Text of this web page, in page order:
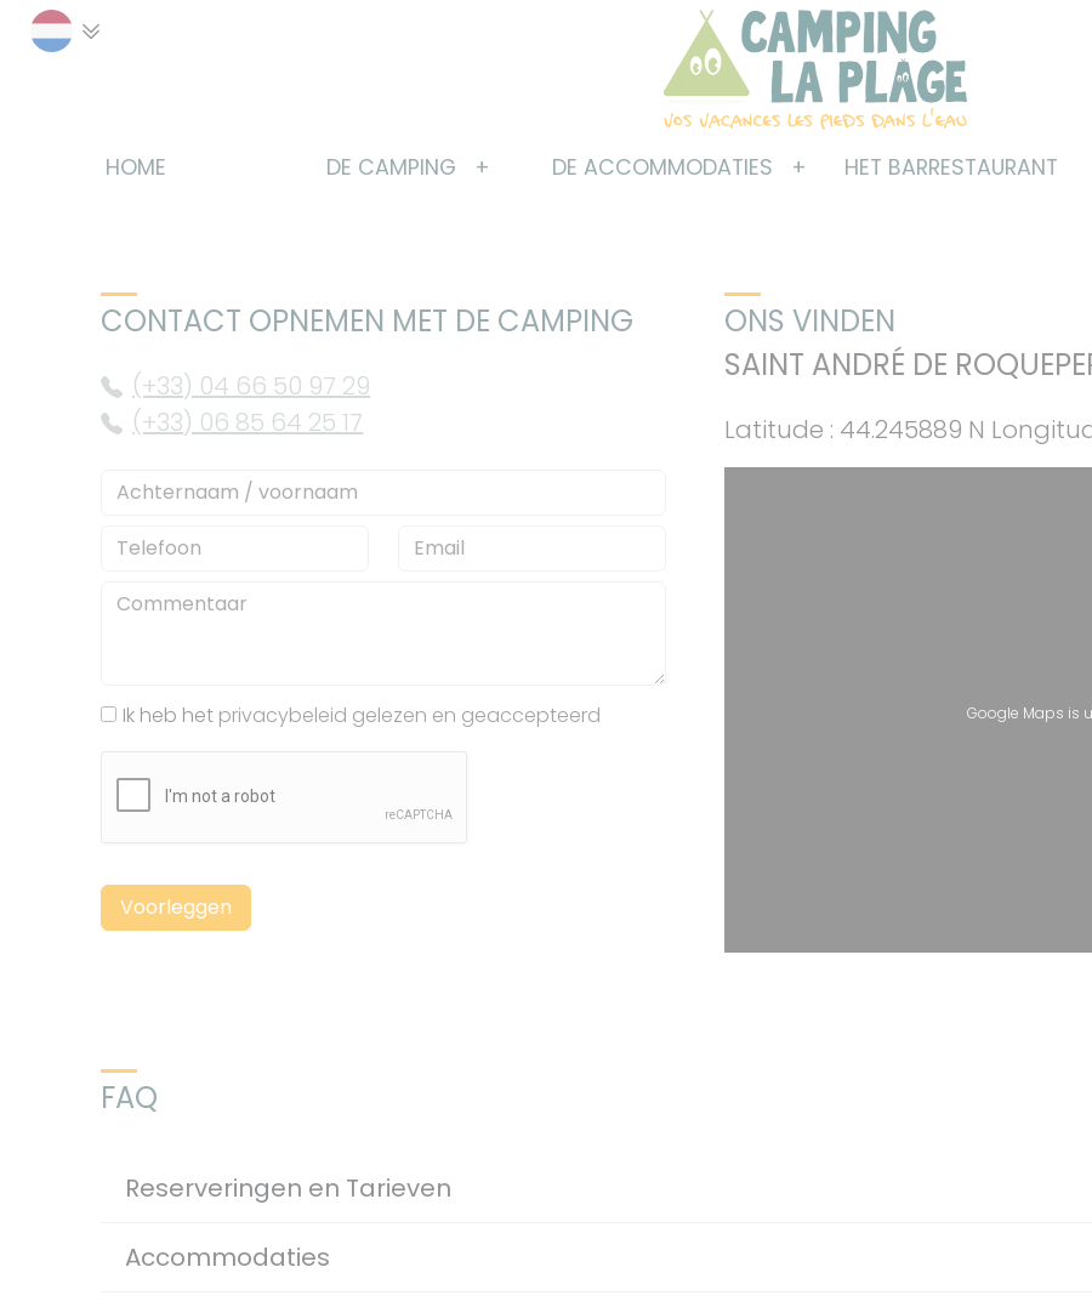
HOME DE CAMPING DE ACCOMMODATIES HET BARRESTAURANT
CONTACT OPNEMEN MET DE CAMPING
(+33) 04 66 50 97 29
(+33) 06 85 64 25 17
Ik heb het privacybeleid gelezen en geaccepteerd
Voorleggen
ONS VINDEN
SAINT ANDRÉ DE
Latitude : 44.245889 N
Google Maps is
FAQ
Reserveringen en Tarieven
Accommodaties
Cookies beheer paneel